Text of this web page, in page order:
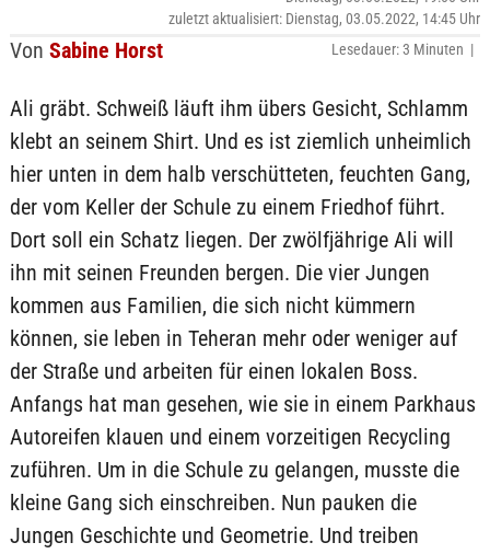
Von Sabine Horst
zuletzt aktualisiert: Dienstag, 03.05.2022, 14:45 Uhr
Lesedauer: 3 Minuten |
Ali gräbt. Schweiß läuft ihm übers Gesicht, Schlamm
klebt an seinem Shirt. Und es ist ziemlich unheimlich
hier unten in dem halb verschütteten, feuchten Gang,
der vom Keller der Schule zu einem Friedhof führt.
Dort soll ein Schatz liegen. Der zwölfjährige Ali will
ihn mit seinen Freunden bergen. Die vier Jungen
kommen aus Familien, die sich nicht kümmern
können, sie leben in Teheran mehr oder weniger auf
der Straße und arbeiten für einen lokalen Boss.
Anfangs hat man gesehen, wie sie in einem Parkhaus
Autoreifen klauen und einem vorzeitigen Recycling
zuführen. Um in die Schule zu gelangen, musste die
kleine Gang sich einschreiben. Nun pauken die
Jungen Geschichte und Geometrie. Und treiben